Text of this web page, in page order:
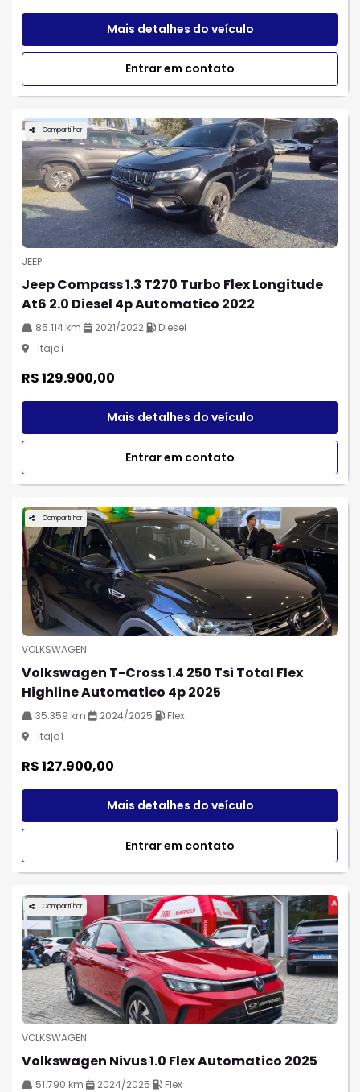
Mais detalhes do veículo
Entrar em contato
Compartilhar
JEEP
Jeep Compass 1.3 T270 Turbo Flex Longitude
At6 2.0 Diesel 4p Automatico 2022
85.114 km 2021/2022
Diesel
Itajaí
R$ 129.900,00
Mais detalhes do veículo
Entrar em contato
Compartilhar
VOLKSWAGEN
Volkswagen T-Cross 1.4 250 Tsi Total Flex
Highline Automatico 4p 2025
35.359 km 2024/2025
Flex
Itajaí
R$ 127.900,00
Mais detalhes do veículo
Entrar em contato
Compartilhar
VOLKSWAGEN
Volkswagen Nivus 1.0 Flex Automatico 2025
51.790 km 2024/2025
Flex